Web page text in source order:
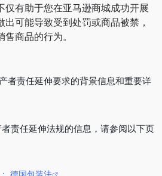
仅有助于您在亚马逊商城成功开展
可能导致受到处罚或商品被禁，
商品的行为。
者责任延伸要求的背景信息和重要详
责任延伸法规的信息，请参阅以下页
德国包装法